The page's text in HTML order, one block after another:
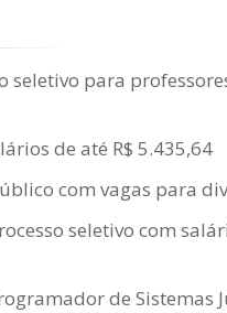
seletivo para
de até R$ 5.435,64
com vagas para
seletivo com
de Sistemas